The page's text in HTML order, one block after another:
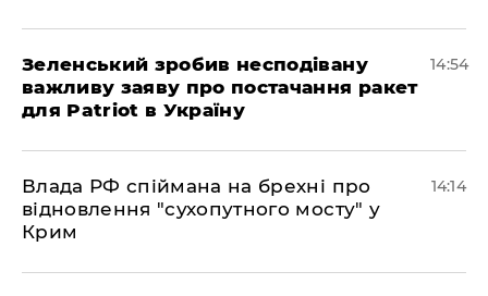
Зеленський зробив несподівану
важливу заяву про постачання ракет
для Patriot в Україну
14:54
Влада РФ спіймана на брехні про
відновлення "сухопутного мосту" у
Крим
14:14